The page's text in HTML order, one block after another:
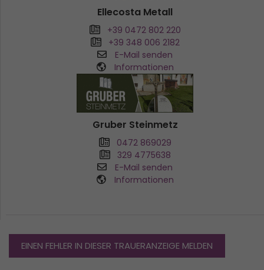
Ellecosta Metall
+39 0472 802 220
+39 348 006 2182
E-Mail senden
Informationen
Gruber Steinmetz
0472 869029
329 4775638
E-Mail senden
Informationen
EINEN FEHLER IN DIESER TRAUERANZEIGE MELDEN